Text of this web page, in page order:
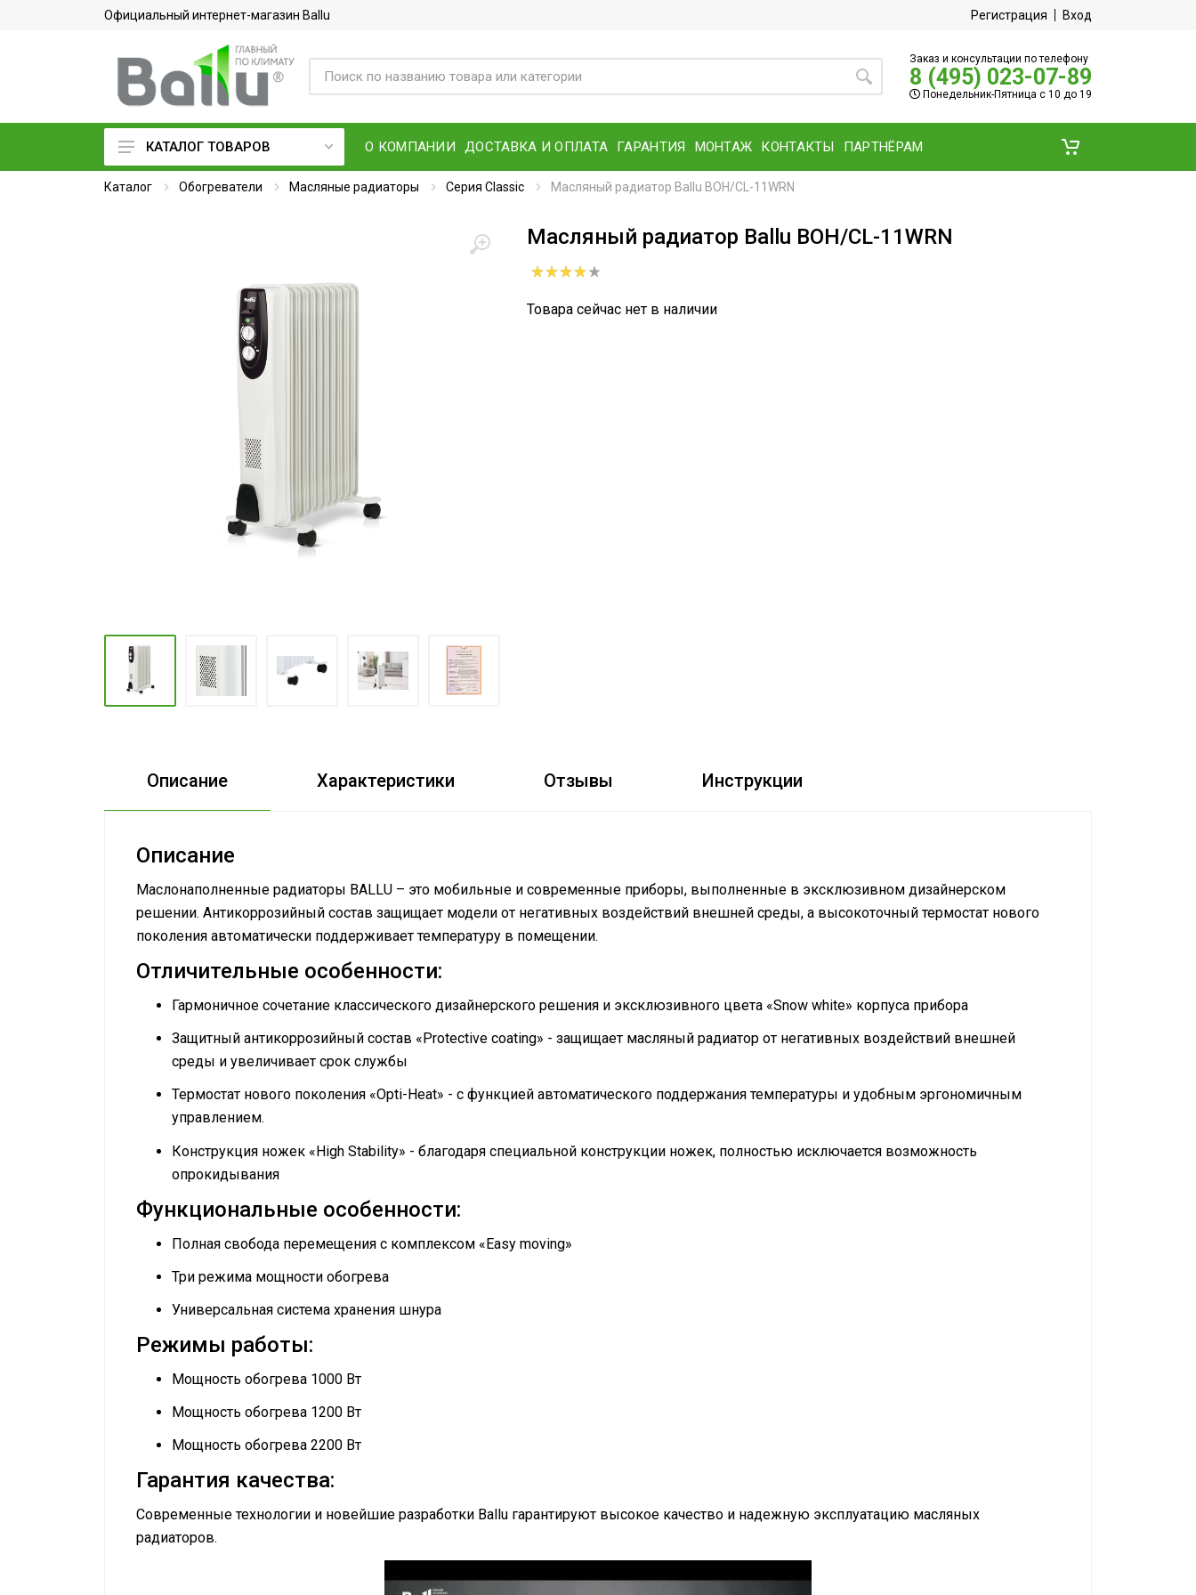
Официальный интернет-магазин Ballu Регистрация Вход
Заказ и консультации по телефону
8 (495) 023-07-89
Понедельник-Пятница с 10 до 19
Кондиционеры воздуха
Тепловое оборудование
Электросушилки для рук
КАТАЛОГ ТОВАРОВ О КОМПАНИИ ДОСТАВКА И ОПЛАТА ГАРАНТИЯ МОНТАЖ КОНТАКТЫ ПАРТНЁРАМ
Каталог Обогреватели Масляные радиаторы Серия Classic Масляный радиатор Ballu BOH/CL-11WRN
Масляный радиатор Ballu BOH/CL-11WRN
Товара сейчас нет в наличии
Описание Характеристики Отзывы Инструкции
Описание
Маслонаполненные радиаторы BALLU – это мобильные и современные приборы, выполненные в эксклюзивном дизайнерском
решении. Антикоррозийный состав защищает модели от негативных воздействий внешней среды, а высокоточный термостат нового
поколения автоматически поддерживает температуру в помещении.
Отличительные особенности:
Гармоничное сочетание классического дизайнерского решения и эксклюзивного цвета «Snow white» корпуса прибора
Защитный антикоррозийный состав «Protective coating» - защищает масляный радиатор от негативных воздействий внешней
среды и увеличивает срок службы
Термостат нового поколения «Opti-Heat» - с функцией автоматического поддержания температуры и удобным эргономичным
управлением.
Конструкция ножек «High Stability» - благодаря специальной конструкции ножек, полностью исключается возможность
опрокидывания
Функциональные особенности:
Полная свобода перемещения с комплексом «Easy moving»
Три режима мощности обогрева
Универсальная система хранения шнура
Режимы работы:
Мощность обогрева 1000 Вт
Мощность обогрева 1200 Вт
Мощность обогрева 2200 Вт
Гарантия качества:
Современные технологии и новейшие разработки Ballu гарантируют высокое качество и надежную эксплуатацию масляных
радиаторов.